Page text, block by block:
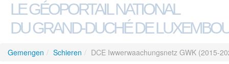
LE GÉOPORTAIL NATIONAL
DU GRAND-DUCHÉ DE
Gemengen / Schieren / DCE Iwwerwaachungsnetz GWK (2015-